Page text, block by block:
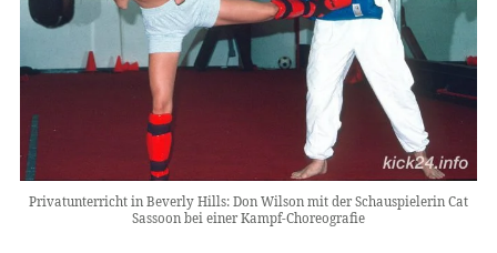
Privatunterricht in Beverly Hills: Don Wilson mit der Schauspielerin Cat
Sassoon bei einer Kampf-Choreografie